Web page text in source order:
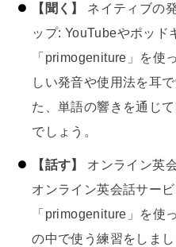
【聞く】
ネイティブの
ップ: YouTubeやポッド
「primogeniture」を使
しい発音や使用法を耳
た、単語の響きを通じ
でしょう。
【話す】
オンライン英
オンライン英会話サー
「primogeniture」を使
の中で使う練習をしま